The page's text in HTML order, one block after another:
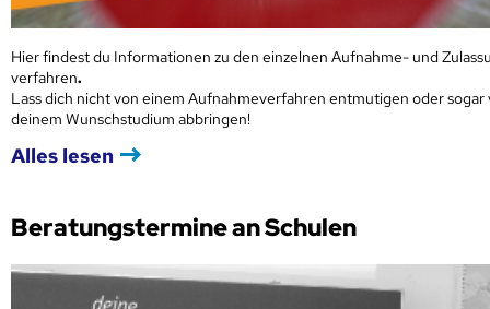
Hier findest du Informationen zu den einzelnen Aufnahme- und
verfahren.
Lass dich nicht von einem Aufnahmeverfahren entmutigen oder sogar
deinem Wunschstudium abbringen!
Alles lesen
Beratungstermine an Schulen